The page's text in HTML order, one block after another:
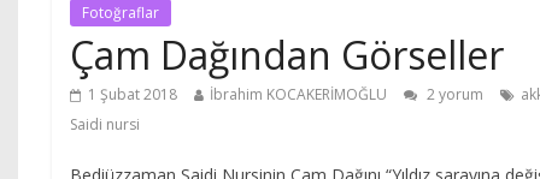
Fotoğraflar
Çam Dağından Görseller
1 Şubat 2018 İbrahim KOCAKERİMOĞLU 2 yorum
Saidi nursi